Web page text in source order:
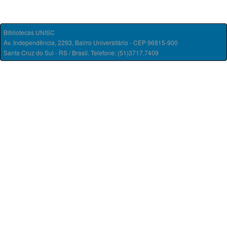
Bibliotecas UNISC
Av. Independência, 2293, Bairro Universitário - CEP 96815-900
Santa Cruz do Sul - RS / Brasil. Telefone: (51)3717.7409